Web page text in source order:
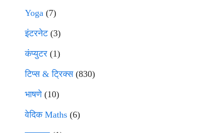
Yoga (7)
इंटरनेट(3)
कंप्युटर (1)
टिप्स & ट्रिक्स(830)
भाषणे(10)
वेदिक Maths (6)